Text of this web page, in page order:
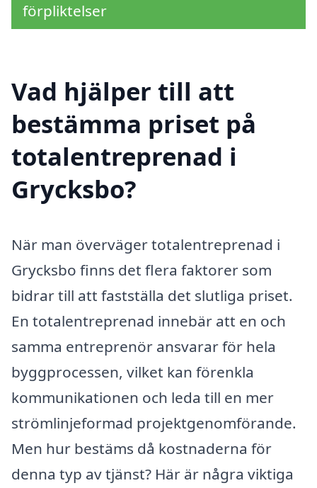
förpliktelser
Vad hjälper till att
bestämma priset på
totalentreprenad i
Grycksbo?
När man överväger totalentreprenad i
Grycksbo finns det flera faktorer som
bidrar till att fastställa det slutliga priset.
En totalentreprenad innebär att en och
samma entreprenör ansvarar för hela
byggprocessen, vilket kan förenkla
kommunikationen och leda till en mer
strömlinjeformad projektgenomförande.
Men hur bestäms då kostnaderna för
denna typ av tjänst? Här är några viktiga